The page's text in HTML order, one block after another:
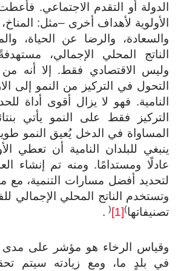
أو التقدم الاجتماعي. فأعطت
لأهداف أخرى –مثل: المناخ،
والرضا عن الحياة،
المحلي الإجمالي، مستهدفةً
الاقتصادي فقط. إلا أنه من
في التركيز من النمو إلى
فهو لا يزال أقوى أداة للحد
فقط على النمو يأتي
في الدخل يُعيق النمو طويل
للبلدان النامية أن تعطي
ومستدامًا. ومنه تم إنشاء
أفضل مسارات التنمية، مع
الناتج المحلي الإجمالي
)
[1]
(
.
الرخاء هو مؤشر على مدى
بلدٍ ما، ومع زيادته سيتم